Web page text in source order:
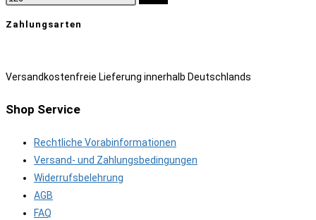
Zahlungsarten
Versandkostenfreie Lieferung innerhalb Deutschlands
Shop Service
Rechtliche Vorabinformationen
Versand- und Zahlungsbedingungen
Widerrufsbelehrung
AGB
FAQ